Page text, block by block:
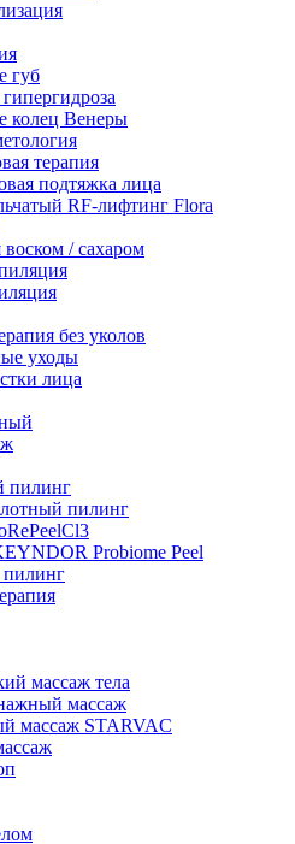
губ
колец Венеры
терапия
подтяжка лица
RF-лифтинг Flora
/ сахаром
без уколов
уходы
лица
пилинг
пилинг
Probiome Peel
массаж тела
массаж
массаж STARVAC